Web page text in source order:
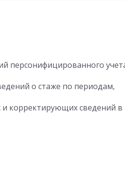
персонифицированного
о стаже по периодам,
и корректирующих сведений в